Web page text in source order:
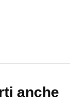
anche